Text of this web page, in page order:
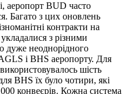
аеропорт BUD часто
Багато з цих оновлень
контракти на
з різними
дуже неоднорідного
і BHS аеропорту. Для
шість
BHS їх було чотири, які
конвеєрів. Кожна система